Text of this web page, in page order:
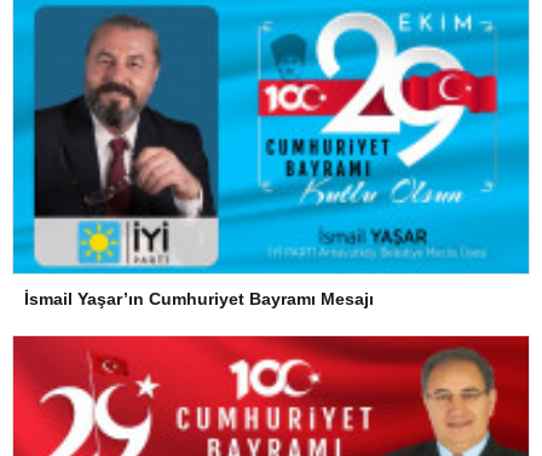
İsmail Yaşar’ın Cumhuriyet Bayramı Mesajı